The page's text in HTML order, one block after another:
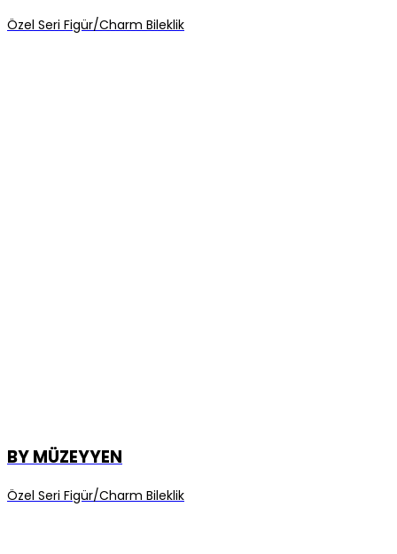
Özel Seri Figür/Charm Bileklik
BY MÜZEYYEN
Özel Seri Figür/Charm Bileklik